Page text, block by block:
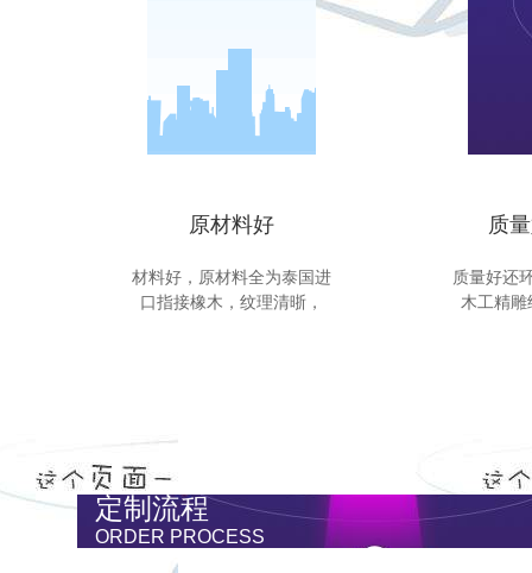
原材料好
材料好，原材料全为泰国进
口指接橡木，纹理清晣，
质
质量好还
木工精
定制流程
ORDER PROCESS